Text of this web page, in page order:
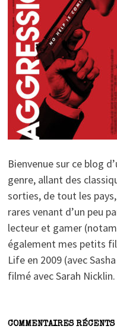
Bienvenue sur ce blog
genre, allant des
sorties, de tout les
rares venant d’un peu
lecteur et gamer
également mes petits
Life en 2009 (avec
filmé avec Sarah
COMMENTAIRES RÉCENTS